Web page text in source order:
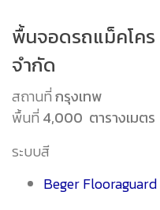
พื้นจอดรถแม็คโค
จำกัด
สถานที่กรุงเทพ
พื้นที่ 4,000 ตารางเมตร
ระบบสี
Beger